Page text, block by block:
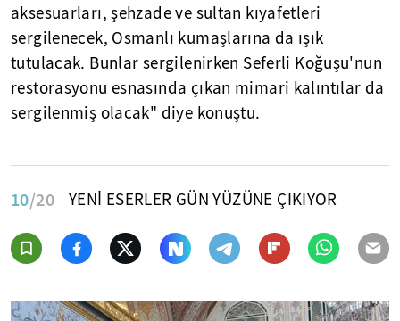
aksesuarları, şehzade ve sultan kıyafetleri
sergilenecek, Osmanlı kumaşlarına da ışık
tutulacak. Bunlar sergilenirken Seferli Koğuşu'nun
restorasyonu esnasında çıkan mimari kalıntılar da
sergilenmiş olacak" diye konuştu.
10/20 YENİ ESERLER GÜN YÜZÜNE ÇIKIYOR